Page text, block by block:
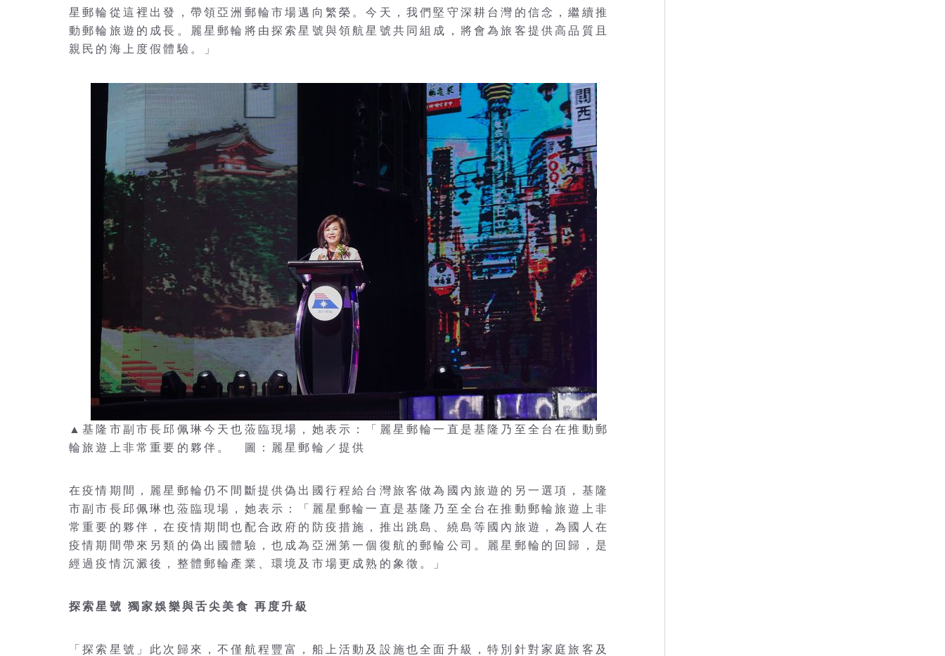
星郵輪從這裡出發，帶領亞洲郵輪市場邁向繁榮。今天，我們堅守深耕台灣的信念，繼續推
動郵輪旅遊的成長。麗星郵輪將由探索星號與領航星號共同組成，將會為旅客提供高品質且
親民的海上度假體驗。」
▲基隆市副市長邱佩琳今天也蒞臨現場，她表示：「麗星郵輪一直是基隆乃至全台在推動郵
輪旅遊上非常重要的夥伴。 圖：麗星郵輪／提供
在疫情期間，麗星郵輪仍不間斷提供偽出國行程給台灣旅客做為國內旅遊的另一選項，基隆
市副市長邱佩琳也蒞臨現場，她表示：「麗星郵輪一直是基隆乃至全台在推動郵輪旅遊上非
常重要的夥伴，在疫情期間也配合政府的防疫措施，推出跳島、繞島等國內旅遊，為國人在
疫情期間帶來另類的偽出國體驗，也成為亞洲第一個復航的郵輪公司。麗星郵輪的回歸，是
經過疫情沉澱後，整體郵輪產業、環境及市場更成熟的象徵。」
探索星號 獨家娛樂與舌尖美食 再度升級
「探索星號」此次歸來，不僅航程豐富，船上活動及設施也全面升級，特別針對家庭旅客及